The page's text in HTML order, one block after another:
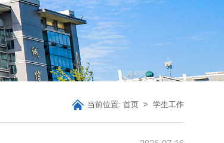
当前位置: 首页> 学生工作